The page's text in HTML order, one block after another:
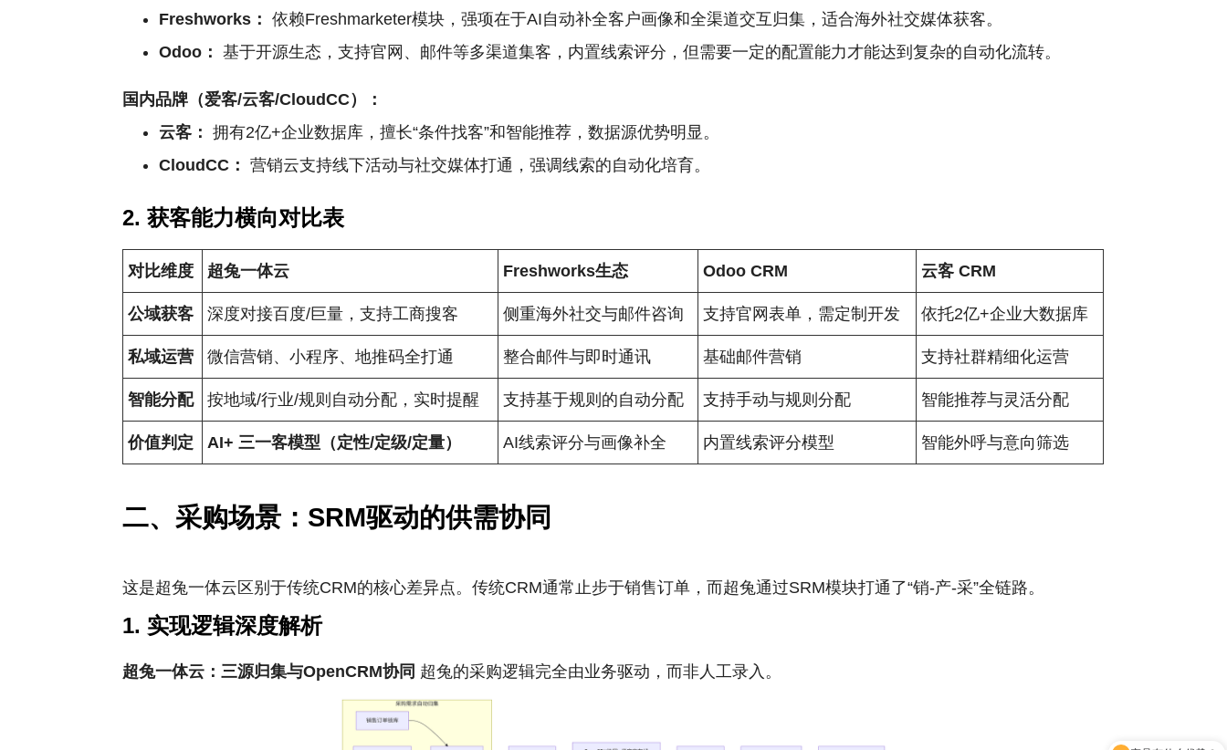
Freshworks： 依赖Freshmarketer模块，强项在于AI自动补全客户画像和全渠道交互归集，适合海外社交媒体获客。
Odoo： 基于开源生态，支持官网、邮件等多渠道集客，内置线索评分，但需要一定的配置能力才能达到复杂的自动化流转。
国内品牌（爱客/云客/CloudCC）：
云客： 拥有2亿+企业数据库，擅长“条件找客”和智能推荐，数据源优势明显。
CloudCC： 营销云支持线下活动与社交媒体打通，强调线索的自动化培育。
2. 获客能力横向对比表
对比维度 超兔一体云 Freshworks生态 Odoo CRM 云客 CRM
公域获客 深度对接百度/巨量，支持工商搜客 侧重海外社交与邮件咨询 支持官网表单，需定制开发 依托2亿+企业大数据库
私域运营 微信营销、小程序、地推码全打通 整合邮件与即时通讯 基础邮件营销 支持社群精细化运营
智能分配 按地域/行业/规则自动分配，实时提醒 支持基于规则的自动分配 支持手动与规则分配 智能推荐与灵活分配
价值判定 AI+ 三一客模型（定性/定级/定量） AI线索评分与画像补全 内置线索评分模型 智能外呼与意向筛选
二、采购场景：SRM驱动的供需协同
这是超兔一体云区别于传统CRM的核心差异点。传统CRM通常止步于销售订单，而超兔通过SRM模块打通了“销-产-采”全链路。
1. 实现逻辑深度解析
超兔一体云：三源归集与OpenCRM协同 超兔的采购逻辑完全由业务驱动，而非人工录入。